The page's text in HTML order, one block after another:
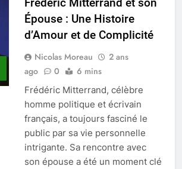
Épouse : Une Histoire
d’Amour et de Complicité
Nicolas Moreau
2 ans
ago
0 6 mins
Frédéric Mitterrand, célèbre
homme politique et écrivain
français, a toujours fasciné le
public par sa vie personnelle
intrigante. Sa rencontre avec
son épouse a été un moment clé